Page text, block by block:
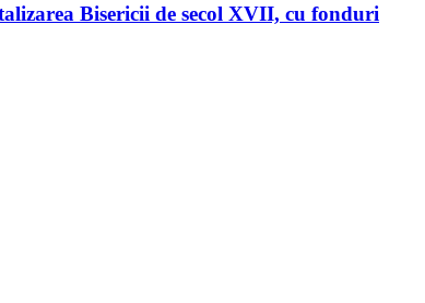
Bisericii de secol XVII, cu fonduri